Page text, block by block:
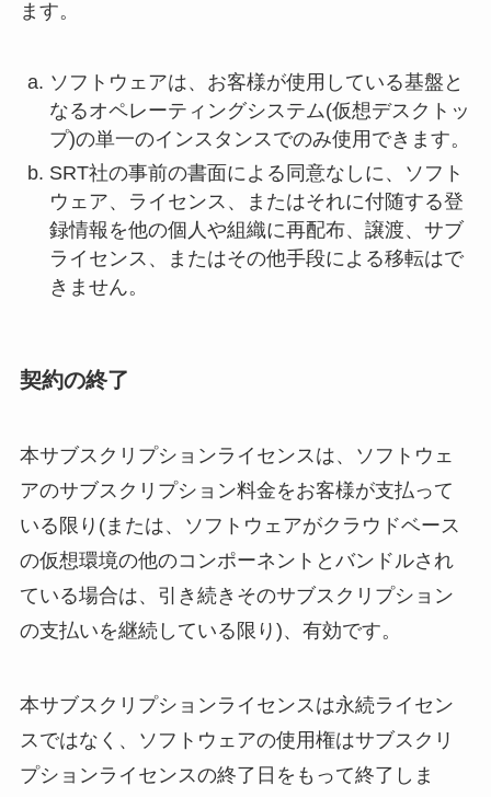
ます。
ソフトウェアは、お客様が使用している基盤と
なるオペレーティングシステム(仮想デスクトッ
プ)の単一のインスタンスでのみ使用できます。
SRT社の事前の書面による同意なしに、ソフト
ウェア、ライセンス、またはそれに付随する登
録情報を他の個人や組織に再配布、譲渡、サブ
ライセンス、またはその他手段による移転はで
きません。
契約の終了
本サブスクリプションライセンスは、ソフトウェ
アのサブスクリプション料金をお客様が支払って
いる限り(または、ソフトウェアがクラウドベース
の仮想環境の他のコンポーネントとバンドルされ
ている場合は、引き続きそのサブスクリプション
の支払いを継続している限り)、有効です。
本サブスクリプションライセンスは永続ライセン
スではなく、ソフトウェアの使用権はサブスクリ
プションライセンスの終了日をもって終了しま